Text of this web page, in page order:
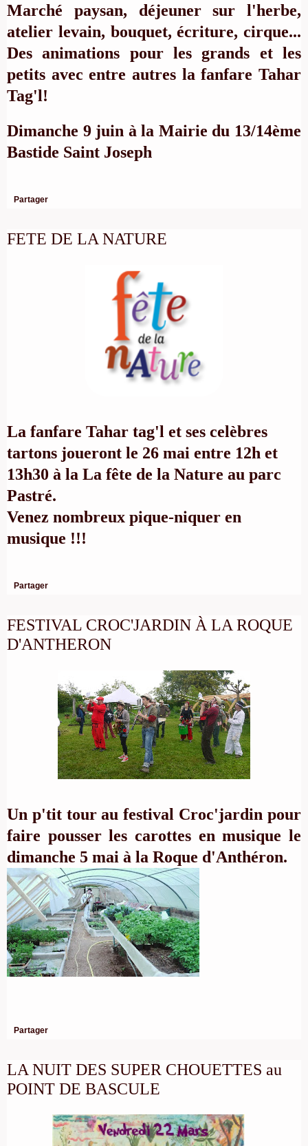
Marché paysan, déjeuner sur l'herbe,
atelier levain, bouquet, écriture, cirque...
Des animations pour les grands et les
petits avec entre autres la fanfare Tahar
Tag'l!
Dimanche 9 juin à la Mairie du 13/14ème
Bastide Saint Joseph
Partager
FETE DE LA NATURE
La fanfare Tahar tag'l et ses celèbres
tartons joueront le 26 mai entre 12h et
13h30 à la La fête de la Nature au parc
Pastré.
Venez nombreux pique-niquer en
musique !!!
Partager
FESTIVAL CROC'JARDIN À LA ROQUE
D'ANTHERON
Un p'tit tour au festival Croc'jardin pour
faire pousser les carottes en musique le
dimanche 5 mai à la Roque d'Anthéron.
Partager
LA NUIT DES SUPER CHOUETTES au
POINT DE BASCULE